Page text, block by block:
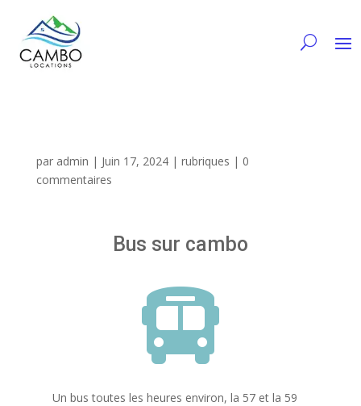
par admin | Juin 17, 2024| rubriques | 0
commentaires
Bus sur cambo

Un bus toutes les heures environ, la 57 et la 59